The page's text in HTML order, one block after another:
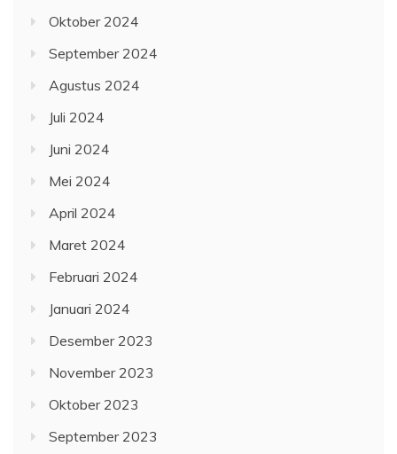
Oktober 2024
September 2024
Agustus 2024
Juli 2024
Juni 2024
Mei 2024
April 2024
Maret 2024
Februari 2024
Januari 2024
Desember 2023
November 2023
Oktober 2023
September 2023